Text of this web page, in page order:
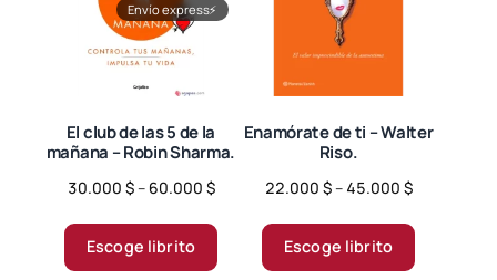
El club de las 5 de la
mañana – Robin Sharma.
30.000 $– 60.000 $Price
30.000 $
Envío express⚡
Escoge librito
producto
tiene
Enamórate de ti – Walter
Riso.
22.000 $– 45.000 $Price
22.000 $
Escoge librito
tiene